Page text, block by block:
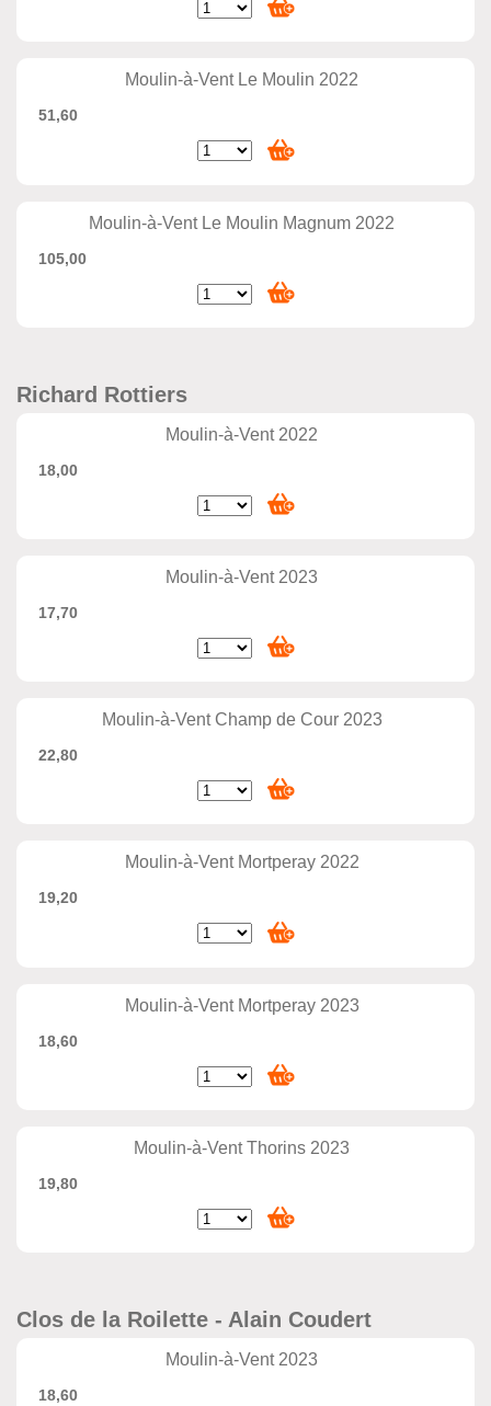
Moulin-à-Vent Le Moulin 2022
51,60
Moulin-à-Vent Le Moulin Magnum 2022
105,00
Richard Rottiers
Moulin-à-Vent 2022
18,00
Moulin-à-Vent 2023
17,70
Moulin-à-Vent Champ de Cour 2023
22,80
Moulin-à-Vent Mortperay 2022
19,20
Moulin-à-Vent Mortperay 2023
18,60
Moulin-à-Vent Thorins 2023
19,80
Clos de la Roilette - Alain Coudert
Moulin-à-Vent 2023
18,60